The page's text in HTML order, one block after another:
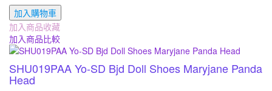
加入購物車
加入商品收藏
加入商品比較
SHU019PAA Yo-SD Bjd Doll Shoes Maryjane Panda
Head